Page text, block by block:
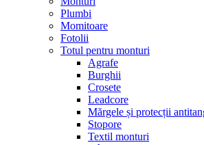
Plumbi
Momitoare
Fotolii
Totul pentru monturi
Agrafe
Burghii
Crosete
Leadcore
Mărgele și protecții
Stopore
Textil monturi